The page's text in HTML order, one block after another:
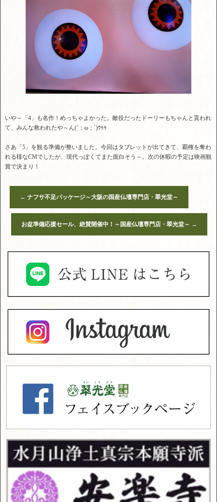
いや～「4」も名作！めっちゃよかった。敵役だったドーリーもちゃんと貰われ
て、みんな救われたや～ん(´；ω；`)ｳｩｩ
さあ「5」を観る準備が整いました。今回はタブレットが出てきて、覇権を奪わ
れる様なCMでしたが、現代っぽくてまた面白そう～。次の休暇の予定は映画観
賞で決まり！
← ナフサ不足パッケージ～大阪の国産仏壇専門店・翠光堂～
お盆準備応援セール、絶賛開催中！～国産仏壇専門店・翠光堂～ →